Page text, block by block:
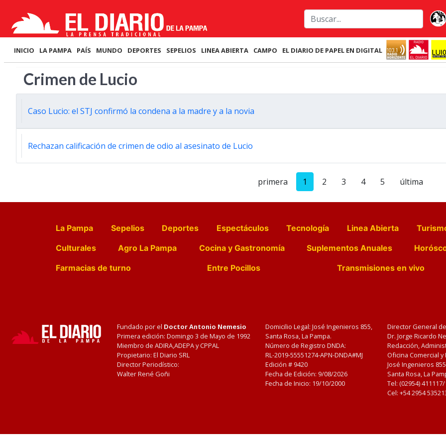
INICIO LA PAMPA PAÍS MUNDO DEPORTES SEPELIOS LINEA ABIERTA CAMPO EL DIARIO DE PAPEL EN DIGITAL
Crimen de Lucio
Caso Lucio: el STJ confirmó la condena a la madre y a la novia
Rechazan calificación de crimen de odio al asesinato de Lucio
primera 1 2 3 4 5 última
La Pampa Sepelios Deportes Espectáculos Tecnología Linea Abierta
Culturales
Agro La Pampa Cocina y Gastronomía Suplementos Anuales
Farmacias de turno
Entre Pocillos Transmisiones en vivo
Fundado por el Doctor Antonio Nemesio
Primera edición: Domingo 3 de Mayo de 1992
Miembro de ADIRA,ADEPA y CPPAL
Propietario: El Diario SRL
Director Periodístico:
Walter René Goñi
Domicilio Legal: José Ingenieros 855,
Santa Rosa, La Pampa.
Número de Registro DNDA:
RL-2019-55551274-APN-DNDA#MJ
Edición # 9420
Fecha de Edición: 9/08/2026
Fecha de Inicio: 19/10/2000
Director General
Dr. Jorge Ricardo
Redacción,
Oficina Comercial
José Ingenieros
Santa Rosa, La
Tel: (02954)
Cel: +54 2954